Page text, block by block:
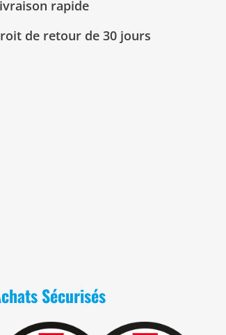
rapide
de retour de 30 jours
Sécurisés